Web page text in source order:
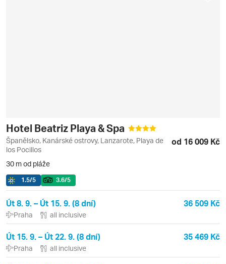
Hotel Beatriz Playa & Spa
Španělsko, Kanárské ostrovy, Lanzarote, Playa de
los Pocillos
od 16 009 Kč
30 m od pláže
1.5/5 3.6/5
Út 8. 9. – Út 15. 9. (8 dní) 36 509 Kč
Praha all inclusive
Út 15. 9. – Út 22. 9. (8 dní) 35 469 Kč
Praha all inclusive